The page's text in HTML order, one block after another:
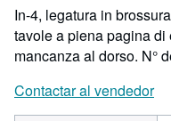
estrellas
In-4, legatura in
tavole a piena pagina
mancanza al dorso. N°
Contactar al vendedor